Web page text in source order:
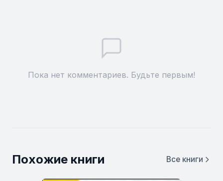
Пока нет комментариев. Будьте первым!
Похожие книги Все книги